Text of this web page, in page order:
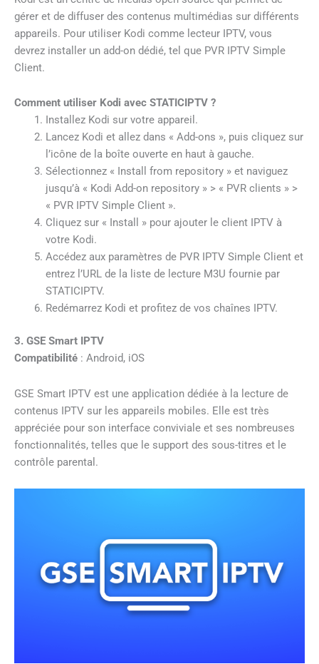
gérer et de diffuser des contenus multimédias sur différents
appareils. Pour utiliser Kodi comme lecteur IPTV, vous
devrez installer un add-on dédié, tel que PVR IPTV Simple
Client.
Comment utiliser Kodi avec STATICIPTV ?
Installez Kodi sur votre appareil.
Lancez Kodi et allez dans « Add-ons », puis cliquez sur
l’icône de la boîte ouverte en haut à gauche.
Sélectionnez « Install from repository » et naviguez
jusqu’à « Kodi Add-on repository » > « PVR clients » >
« PVR IPTV Simple Client ».
Cliquez sur « Install » pour ajouter le client IPTV à
votre Kodi.
Accédez aux paramètres de PVR IPTV Simple Client et
entrez l’URL de la liste de lecture M3U fournie par
STATICIPTV.
Redémarrez Kodi et profitez de vos chaînes IPTV.
3. GSE Smart IPTV
Compatibilité : Android, iOS
GSE Smart IPTV est une application dédiée à la lecture de
contenus IPTV sur les appareils mobiles. Elle est très
appréciée pour son interface conviviale et ses nombreuses
fonctionnalités, telles que le support des sous-titres et le
contrôle parental.